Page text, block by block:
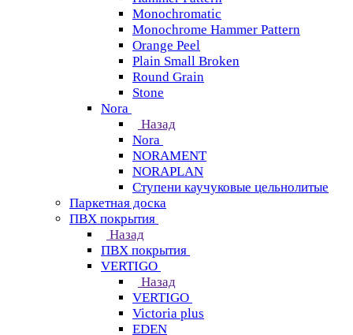
Monochromatic
Monochrome Hammer Pattern
Orange Peel
Plain Small Broken
Round Grain
Stone
Nora
Назад
Nora
NORAMENT
NORAPLAN
Ступени каучуковые цельнолитые
Паркетная доска
ПВХ покрытия
Назад
ПВХ покрытия
VERTIGO
Назад
VERTIGO
Victoria plus
EDEN